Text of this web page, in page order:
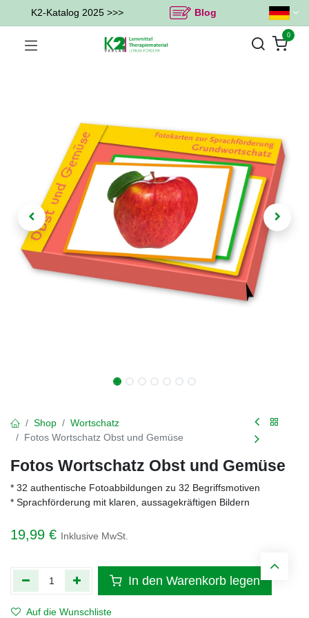
K2-Katalog 2025 >>> Blog
0
Shop
Wortschatz
Fotos Wortschatz Obst und Gemüse
Fotos Wortschatz Obst und Gemüse
* 32 authentische Fotoabbildungen zu 32 Begriffsmotiven
* Sprachförderung mit klaren, aussagekräftigen Bildern
19,99 € Inklusive MwSt.
In den Warenkorb legen
Auf die Wunschliste